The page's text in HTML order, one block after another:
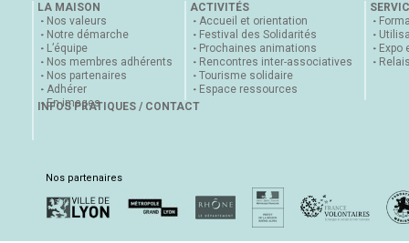
LA MAISON
Nos valeurs
Notre démarche
L’équipe
Nos membres adhérents
Nos partenaires
Adhérer
En images
ACTIVITÉS
Accueil et orientation
Festival des Solidarités
Prochaines animations
Rencontres inter-associatives
Tourisme solidaire
Espace ressources
Expo
INFOS PRATIQUES / CONTACT
Nos partenaires